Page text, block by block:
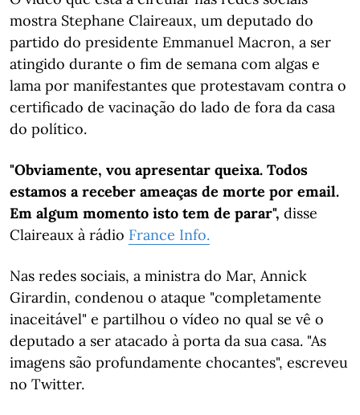
mostra Stephane Claireaux, um deputado do
partido do presidente Emmanuel Macron, a ser
atingido durante o fim de semana com algas e
lama por manifestantes que protestavam contra o
certificado de vacinação do lado de fora da casa
do político.
"Obviamente, vou apresentar queixa. Todos
estamos a receber ameaças de morte por email.
Em algum momento isto tem de parar", disse
Claireaux à rádio France Info.
Nas redes sociais, a ministra do Mar, Annick
Girardin, condenou o ataque "completamente
inaceitável" e partilhou o vídeo no qual se vê o
deputado a ser atacado à porta da sua casa. "As
imagens são profundamente chocantes", escreveu
no Twitter.